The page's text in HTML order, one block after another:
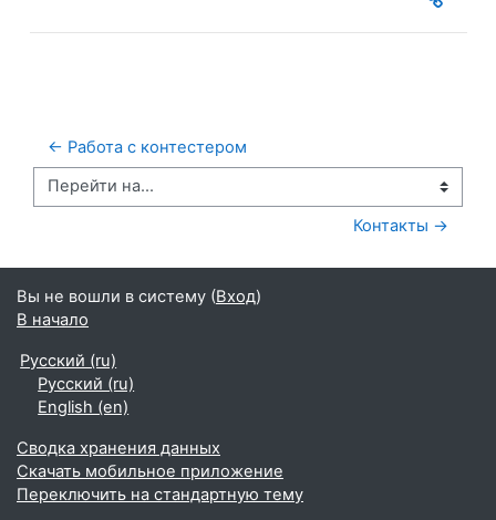
← Работа с контестером
Перейти на...
Контакты →
Вы не вошли в систему (Вход)
В начало
Русский ‎(ru)‎
Русский ‎(ru)‎
English ‎(en)‎
Сводка хранения данных
Скачать мобильное приложение
Переключить на стандартную тему